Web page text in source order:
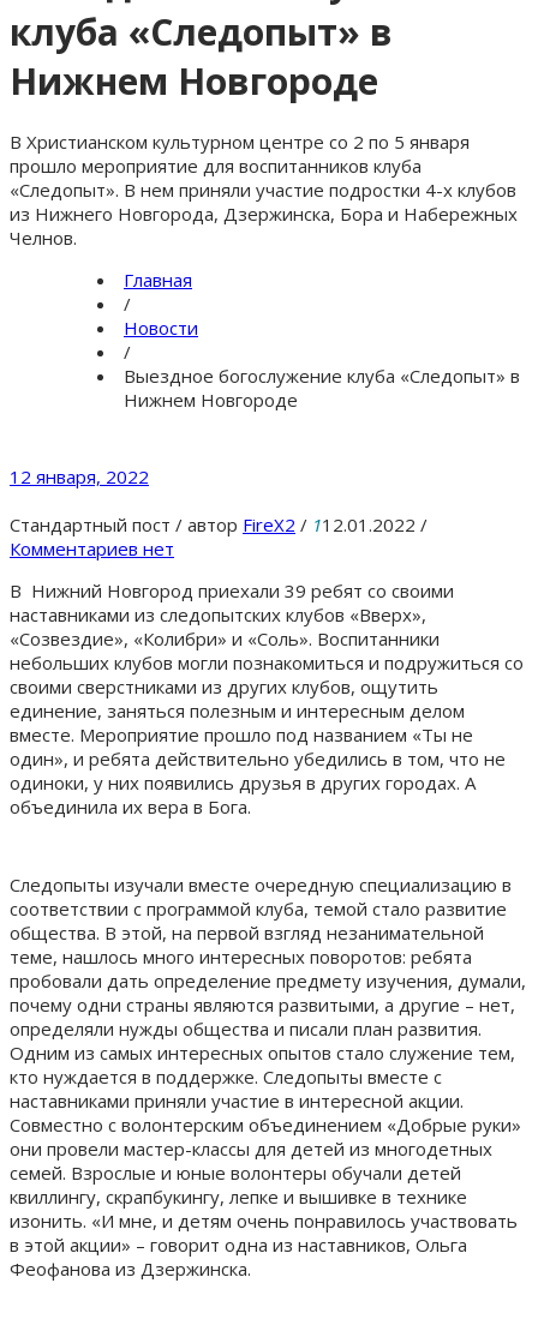
клуба «Следопыт» в
Нижнем Новгороде
В Христианском культурном центре со 2 по 5 января
прошло мероприятие для воспитанников клуба
«Следопыт». В нем приняли участие подростки 4-х клубов
из Нижнего Новгорода, Дзержинска, Бора и Набережных
Челнов.
Главная
/
Новости
/
Выездное богослужение клуба «Следопыт» в
Нижнем Новгороде
12 января, 2022
Стандартный пост / автор FireX2 / 112.01.2022 /
Комментариев нет
В Нижний Новгород приехали 39 ребят со своими
наставниками из следопытских клубов «Вверх»,
«Созвездие», «Колибри» и «Соль». Воспитанники
небольших клубов могли познакомиться и подружиться со
своими сверстниками из других клубов, ощутить
единение, заняться полезным и интересным делом
вместе. Мероприятие прошло под названием «Ты не
один», и ребята действительно убедились в том, что не
одиноки, у них появились друзья в других городах. А
объединила их вера в Бога.
Следопыты изучали вместе очередную специализацию в
соответствии с программой клуба, темой стало развитие
общества. В этой, на первой взгляд незанимательной
теме, нашлось много интересных поворотов: ребята
пробовали дать определение предмету изучения, думали,
почему одни страны являются развитыми, а другие – нет,
определяли нужды общества и писали план развития.
Одним из самых интересных опытов стало служение тем,
кто нуждается в поддержке. Следопыты вместе с
наставниками приняли участие в интересной акции.
Совместно с волонтерским объединением «Добрые руки»
они провели мастер-классы для детей из многодетных
семей. Взрослые и юные волонтеры обучали детей
квиллингу, скрапбукингу, лепке и вышивке в технике
изонить. «И мне, и детям очень понравилось участвовать
в этой акции» – говорит одна из наставников, Ольга
Феофанова из Дзержинска.